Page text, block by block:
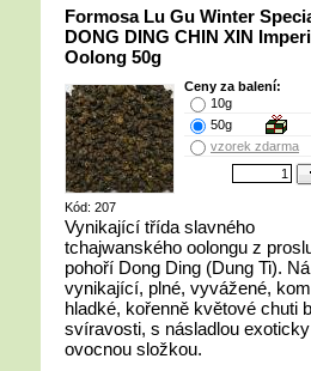
Formosa Lu Gu Winter
DONG DING CHIN XIN
Oolong 50g
Kód: 207
Ceny za balení:
10g
50g
vzorek zdarma
Vynikající třída slavného
tchajwanského oolongu z
pohoří Dong Ding (Dung Ti).
vynikající, plné, vyvážené,
hladké, kořenně květové chuti
svíravosti, s násladlou exoticky
ovocnou složkou.